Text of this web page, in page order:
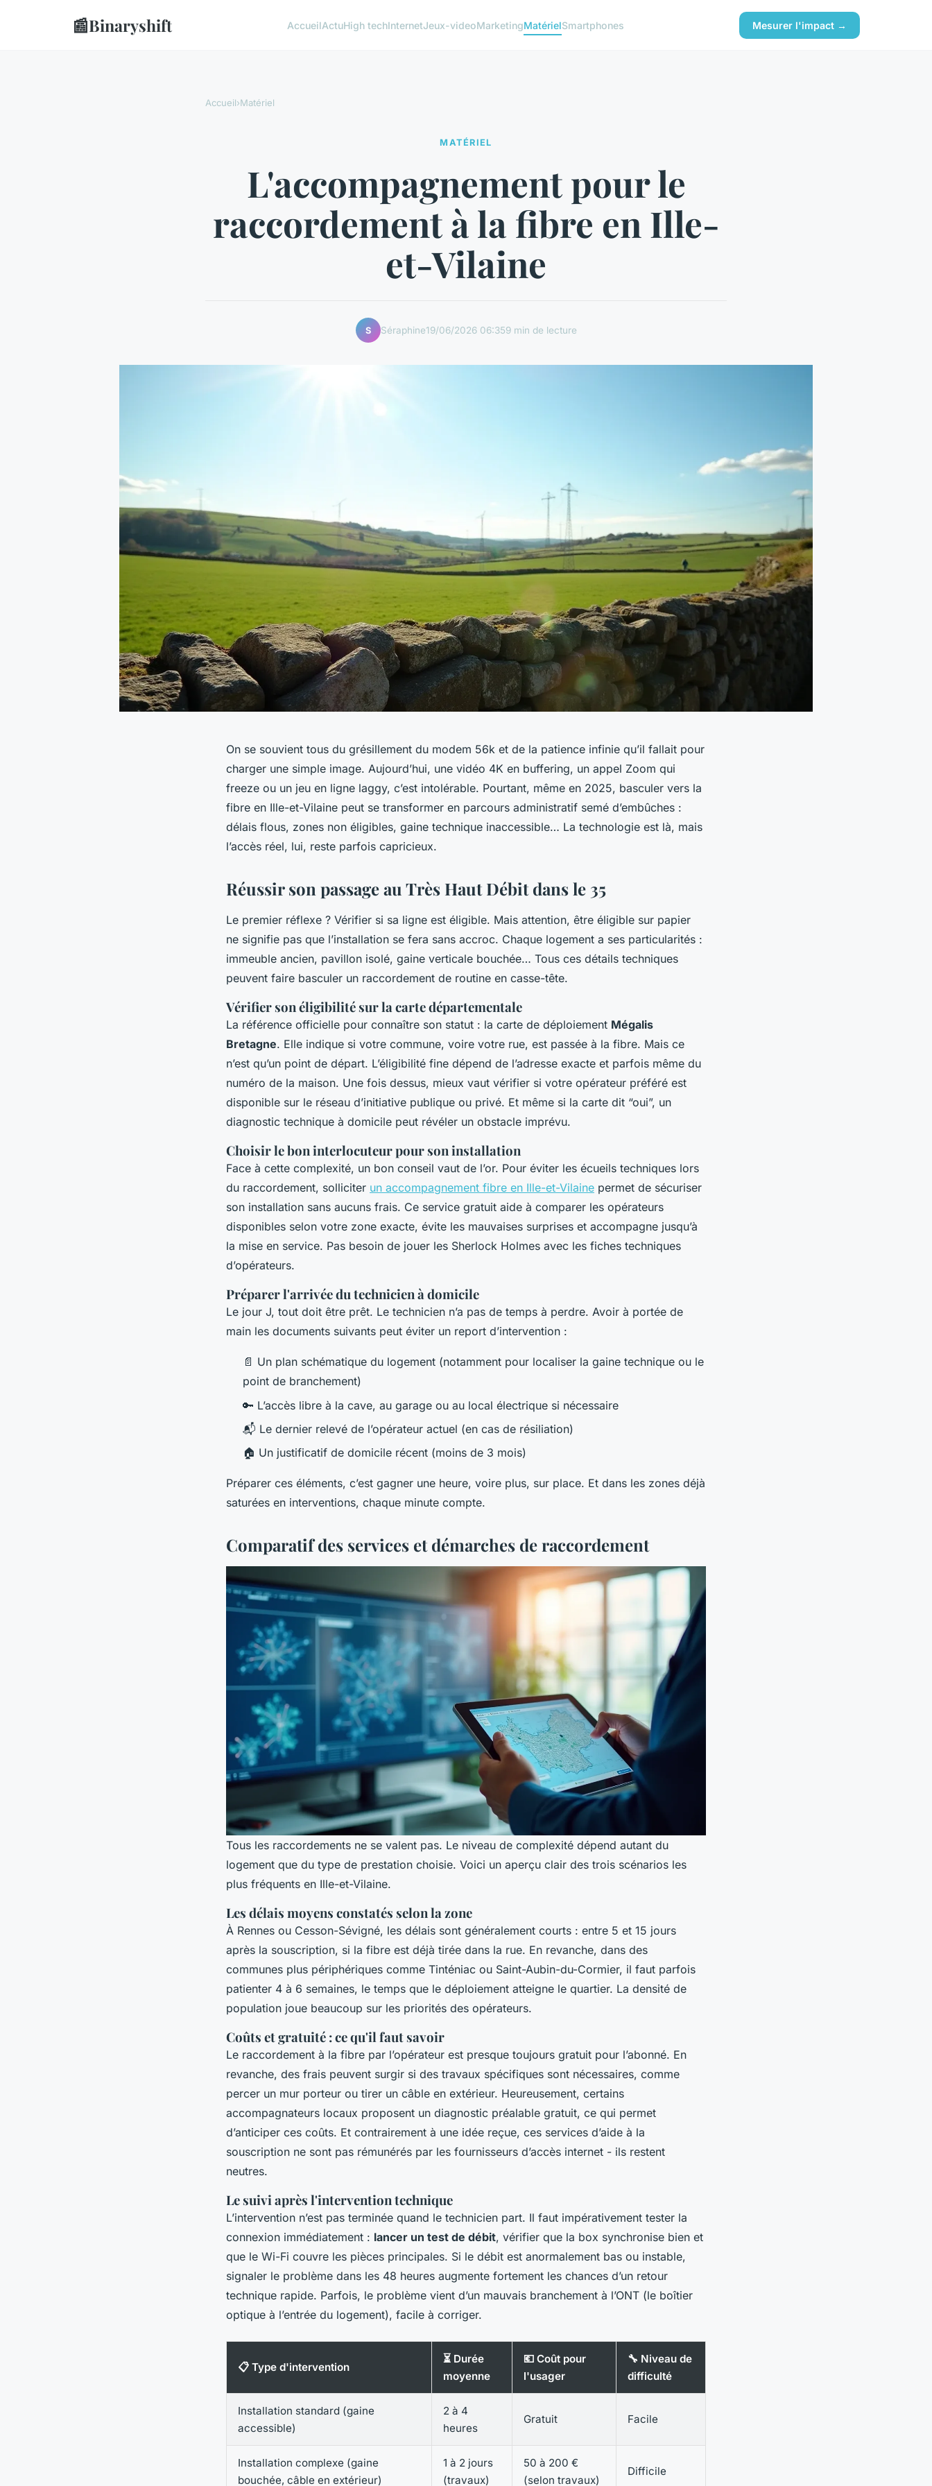
📰Binaryshift AccueilActuHigh techInternetJeux-videoMarketingMatérielSmartphones Mesurer l'impact →
Accueil›Matériel
MATÉRIEL
L'accompagnement pour le
raccordement à la fibre en Ille-
et-Vilaine
S Séraphine19/06/2026 06:359 min de lecture
On se souvient tous du grésillement du modem 56k et de la patience infinie qu’il fallait pour
charger une simple image. Aujourd’hui, une vidéo 4K en buffering, un appel Zoom qui
freeze ou un jeu en ligne laggy, c’est intolérable. Pourtant, même en 2025, basculer vers la
fibre en Ille-et-Vilaine peut se transformer en parcours administratif semé d’embûches :
délais flous, zones non éligibles, gaine technique inaccessible… La technologie est là, mais
l’accès réel, lui, reste parfois capricieux.
Réussir son passage au Très Haut Débit dans le 35
Le premier réflexe ? Vérifier si sa ligne est éligible. Mais attention, être éligible sur papier
ne signifie pas que l’installation se fera sans accroc. Chaque logement a ses particularités :
immeuble ancien, pavillon isolé, gaine verticale bouchée… Tous ces détails techniques
peuvent faire basculer un raccordement de routine en casse-tête.
Vérifier son éligibilité sur la carte départementale
La référence officielle pour connaître son statut : la carte de déploiement Mégalis
Bretagne. Elle indique si votre commune, voire votre rue, est passée à la fibre. Mais ce
n’est qu’un point de départ. L’éligibilité fine dépend de l’adresse exacte et parfois même du
numéro de la maison. Une fois dessus, mieux vaut vérifier si votre opérateur préféré est
disponible sur le réseau d’initiative publique ou privé. Et même si la carte dit “oui”, un
diagnostic technique à domicile peut révéler un obstacle imprévu.
Choisir le bon interlocuteur pour son installation
Face à cette complexité, un bon conseil vaut de l’or. Pour éviter les écueils techniques lors
du raccordement, solliciter un accompagnement fibre en Ille-et-Vilaine permet de sécuriser
son installation sans aucuns frais. Ce service gratuit aide à comparer les opérateurs
disponibles selon votre zone exacte, évite les mauvaises surprises et accompagne jusqu’à
la mise en service. Pas besoin de jouer les Sherlock Holmes avec les fiches techniques
d’opérateurs.
Préparer l'arrivée du technicien à domicile
Le jour J, tout doit être prêt. Le technicien n’a pas de temps à perdre. Avoir à portée de
main les documents suivants peut éviter un report d’intervention :
📄 Un plan schématique du logement (notamment pour localiser la gaine technique ou le
point de branchement)
🔑 L’accès libre à la cave, au garage ou au local électrique si nécessaire
📬 Le dernier relevé de l’opérateur actuel (en cas de résiliation)
🏠 Un justificatif de domicile récent (moins de 3 mois)
Préparer ces éléments, c’est gagner une heure, voire plus, sur place. Et dans les zones déjà
saturées en interventions, chaque minute compte.
Comparatif des services et démarches de raccordement
Tous les raccordements ne se valent pas. Le niveau de complexité dépend autant du
logement que du type de prestation choisie. Voici un aperçu clair des trois scénarios les
plus fréquents en Ille-et-Vilaine.
Les délais moyens constatés selon la zone
À Rennes ou Cesson-Sévigné, les délais sont généralement courts : entre 5 et 15 jours
après la souscription, si la fibre est déjà tirée dans la rue. En revanche, dans des
communes plus périphériques comme Tinténiac ou Saint-Aubin-du-Cormier, il faut parfois
patienter 4 à 6 semaines, le temps que le déploiement atteigne le quartier. La densité de
population joue beaucoup sur les priorités des opérateurs.
Coûts et gratuité : ce qu'il faut savoir
Le raccordement à la fibre par l’opérateur est presque toujours gratuit pour l’abonné. En
revanche, des frais peuvent surgir si des travaux spécifiques sont nécessaires, comme
percer un mur porteur ou tirer un câble en extérieur. Heureusement, certains
accompagnateurs locaux proposent un diagnostic préalable gratuit, ce qui permet
d’anticiper ces coûts. Et contrairement à une idée reçue, ces services d’aide à la
souscription ne sont pas rémunérés par les fournisseurs d’accès internet - ils restent
neutres.
Le suivi après l'intervention technique
L’intervention n’est pas terminée quand le technicien part. Il faut impérativement tester la
connexion immédiatement : lancer un test de débit, vérifier que la box synchronise bien et
que le Wi-Fi couvre les pièces principales. Si le débit est anormalement bas ou instable,
signaler le problème dans les 48 heures augmente fortement les chances d’un retour
technique rapide. Parfois, le problème vient d’un mauvais branchement à l’ONT (le boîtier
optique à l’entrée du logement), facile à corriger.
📋 Type d'intervention
⏳ Durée
moyenne
💶 Coût pour
l'usager
🔧 Niveau de
difficulté
Installation standard (gaine
accessible)
2 à 4
heures
Gratuit Facile
Installation complexe (gaine
bouchée, câble en extérieur)
1 à 2 jours
(travaux)
50 à 200 €
(selon travaux)
Difficile